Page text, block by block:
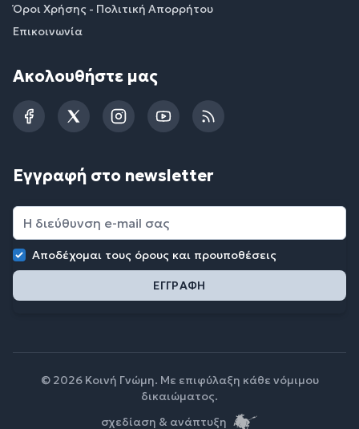
Όροι Χρήσης - Πολιτική Απορρήτου
Επικοινωνία
Ακολουθήστε μας
FacebookTwitterInstagramYouTubeRSS
Εγγραφή στο newsletter
Αποδέχομαι τους όρους και προυποθέσεις
© 2026 Κοινή Γνώμη. Με επιφύλαξη κάθε νόμιμου
δικαιώματος.
σχεδίαση & ανάπτυξη